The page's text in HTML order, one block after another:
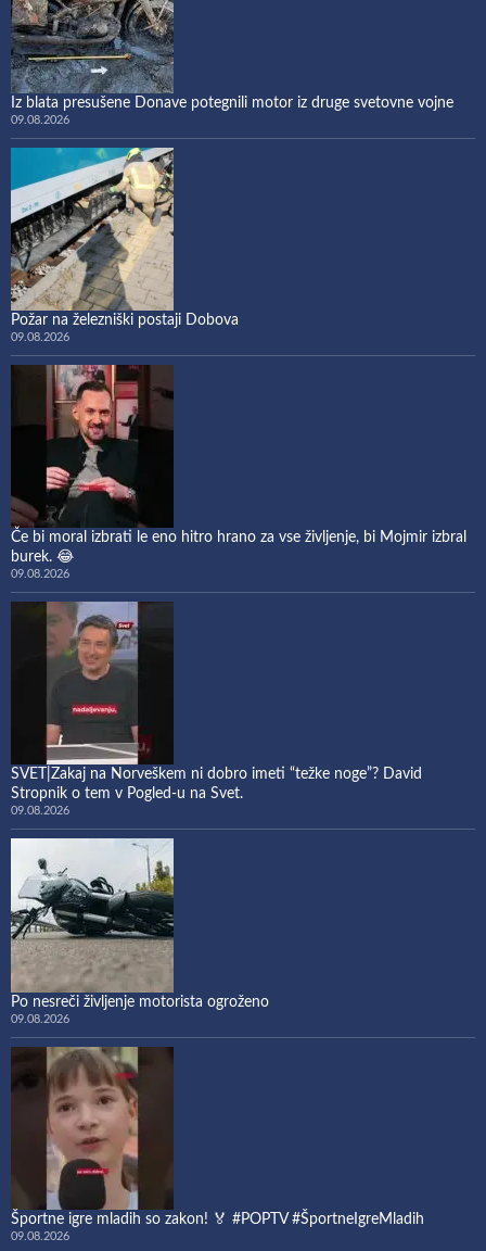
Iz blata presušene Donave potegnili motor iz druge svetovne vojne
09.08.2026
Požar na železniški postaji Dobova
09.08.2026
Če bi moral izbrati le eno hitro hrano za vse življenje, bi Mojmir izbral
burek. 😂
09.08.2026
SVET|Zakaj na Norveškem ni dobro imeti “težke noge”? David
Stropnik o tem v Pogled-u na Svet.
09.08.2026
Po nesreči življenje motorista ogroženo
09.08.2026
Športne igre mladih so zakon! 🏅 #POPTV #ŠportneIgreMladih
09.08.2026